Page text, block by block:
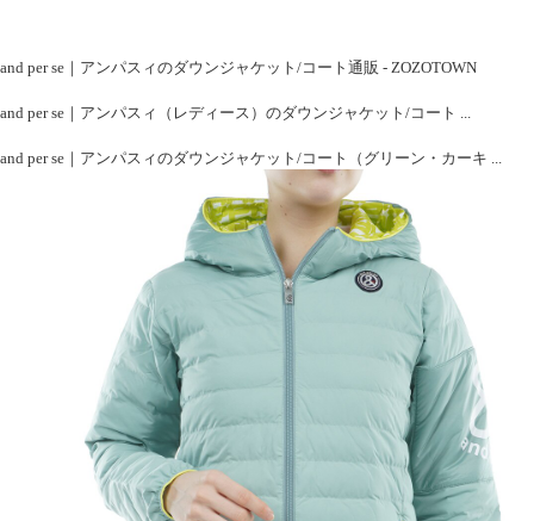
and per se｜アンパスィのダウンジャケット/コート通販 - ZOZOTOWN
and per se｜アンパスィ（レディース）のダウンジャケット/コート ...
and per se｜アンパスィのダウンジャケット/コート（グリーン・カーキ ...